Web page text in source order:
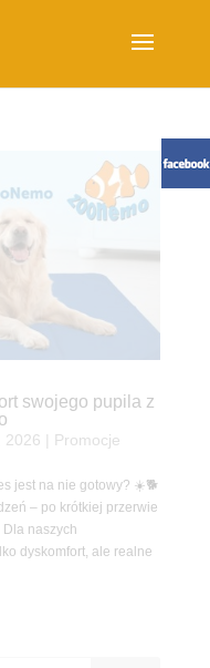
swojego pupila z
2026 Promocje
jest na nie gotowy? ☀️🐕
– po krótkiej przerwie
naszych
dyskomfort, ale realne